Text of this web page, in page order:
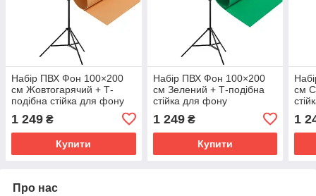
Набір ПВХ Фон 100×200
см Жовтогарячий + Т-
подібна стійка для фону
1 249 ₴
Купити
Набір ПВХ Фон 100×200
см Зелений + Т-подібна
стійка для фону
1 249₴
Купити
см
1
Про нас